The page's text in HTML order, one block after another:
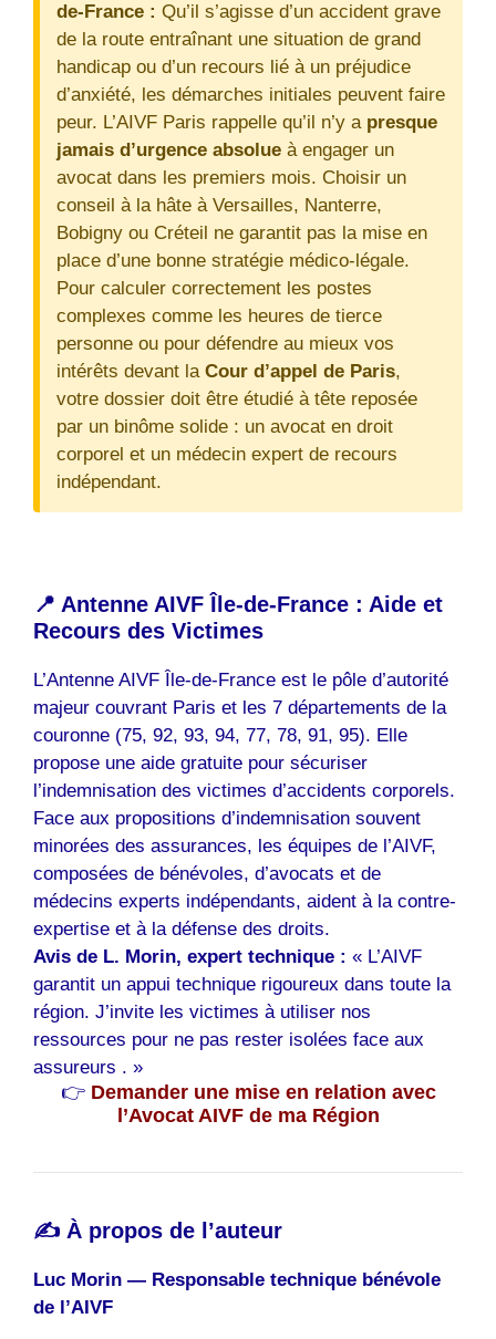
de-France : Qu’il s’agisse d’un accident grave
de la route entraînant une situation de grand
handicap ou d’un recours lié à un préjudice
d’anxiété, les démarches initiales peuvent faire
peur. L’AIVF Paris rappelle qu’il n’y a presque
jamais d’urgence absolue à engager un
avocat dans les premiers mois. Choisir un
conseil à la hâte à Versailles, Nanterre,
Bobigny ou Créteil ne garantit pas la mise en
place d’une bonne stratégie médico-légale.
Pour calculer correctement les postes
complexes comme les heures de tierce
personne ou pour défendre au mieux vos
intérêts devant la Cour d’appel de Paris,
votre dossier doit être étudié à tête reposée
par un binôme solide : un avocat en droit
corporel et un médecin expert de recours
indépendant.
📍 Antenne AIVF Île-de-France : Aide et
Recours des Victimes
L’Antenne AIVF Île-de-France est le pôle d’autorité
majeur couvrant Paris et les 7 départements de la
couronne (75, 92, 93, 94, 77, 78, 91, 95). Elle
propose une aide gratuite pour sécuriser
l’indemnisation des victimes d’accidents corporels.
Face aux propositions d’indemnisation souvent
minorées des assurances, les équipes de l’AIVF,
composées de bénévoles, d’avocats et de
médecins experts indépendants, aident à la contre-
expertise et à la défense des droits.
Avis de L. Morin, expert technique : « L’AIVF
garantit un appui technique rigoureux dans toute la
région. J’invite les victimes à utiliser nos
ressources pour ne pas rester isolées face aux
assureurs . »
👉 Demander une mise en relation avec
l’Avocat AIVF de ma Région
✍️ À propos de l’auteur
Luc Morin — Responsable technique bénévole
de l’AIVF